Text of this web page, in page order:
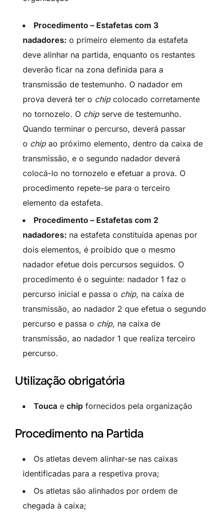
Procedimento – Estafetas com 3
nadadores: o primeiro elemento da estafeta
deve alinhar na partida, enquanto os restantes
deverão ficar na zona definida para a
transmissão de testemunho. O nadador em
prova deverá ter o chipcolocado corretamente
no tornozelo. O chipserve de testemunho.
Quando terminar o percurso, deverá passar
o chipao próximo elemento, dentro da caixa de
transmissão, e o segundo nadador deverá
colocá-lo no tornozelo e efetuar a prova. O
procedimento repete-se para o terceiro
elemento da estafeta.
Procedimento – Estafetas com 2
nadadores: na estafeta constituída apenas por
dois elementos, é proibido que o mesmo
nadador efetue dois percursos seguidos. O
procedimento é o seguinte: nadador 1 faz o
percurso inicial e passa o chip, na caixa de
transmissão, ao nadador 2 que efetua o segundo
percurso e passa o chip, na caixa de
transmissão, ao nadador 1 que realiza terceiro
percurso.
Utilização obrigatória
Touca e chip fornecidos pela organização
Procedimento na Partida
Os atletas devem alinhar-se nas caixas
identificadas para a respetiva prova;
Os atletas são alinhados por ordem de
chegada à caixa;